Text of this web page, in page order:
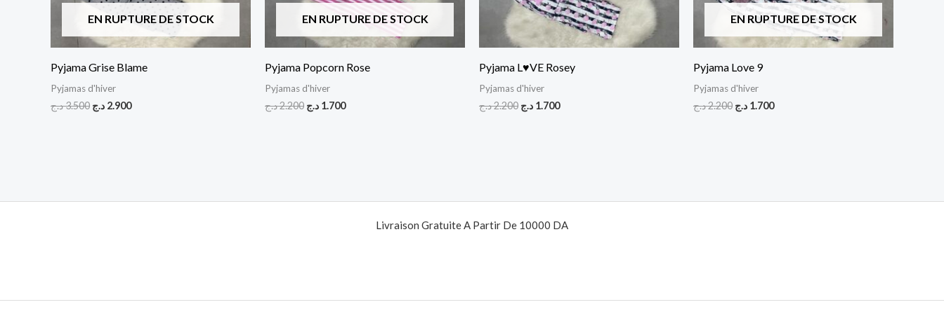
EN RUPTURE DE STOCK
Pyjama Grise Blame
Pyjamas d'hiver
3.500د.ج 2.900 د.ج
EN RUPTURE DE STOCK
Pyjama Popcorn Rose
Pyjamas d'hiver
2.200د.ج 1.700 د.ج
Pyjama L♥VE Rosey
Pyjamas d'hiver
2.200د.ج 1.700 د.ج
EN RUPTURE DE STOCK
Pyjama Love 9
Pyjamas d'hiver
2.200د.ج 1.700 د.ج
Livraison Gratuite A Partir De 10000 DA